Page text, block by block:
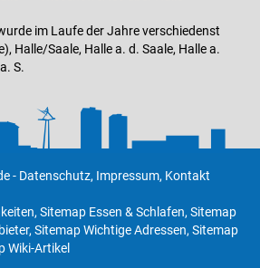
im Laufe der Jahre verschiedenst
Halle/Saale, Halle a. d. Saale, Halle a.
S.
- Datenschutz, Impressum, Kontakt
, Sitemap Essen & Schlafen, Sitemap
, Sitemap Wichtige Adressen, Sitemap
Wiki-Artikel